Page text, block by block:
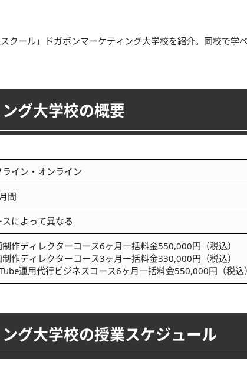
クール」ドガポンマーケティング大学校を紹介。同校で学
グ大学校の概要
ライン・オンライン
間
スによって異なる
制作ディレクターコース6ヶ月一括料金550,000円（税込）
制作ディレクターコース3ヶ月一括料金330,000円（税込）
運用代行ビジネスコース6ヶ月一括料金550,000円（税込）
グ大学校の授業スケジュール